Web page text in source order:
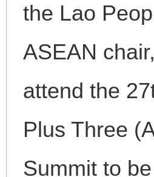
the Lao
ASEAN
attend the
Plus Three
Summit to